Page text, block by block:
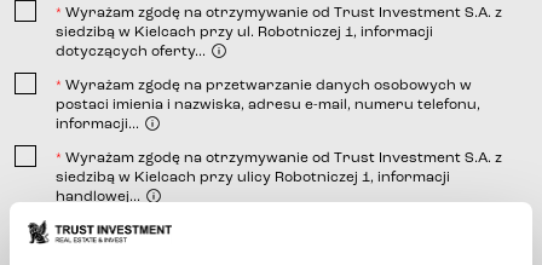
* Wyrażam zgodę na otrzymywanie od Trust Investment S.A. z
siedzibą w Kielcach przy ul. Robotniczej 1, informacji
dotyczących oferty...
telefonicznej;
wiadomości e-mail;
wiadomości SMS.
* Wyrażam zgodę na przetwarzanie danych osobowych w
postaci imienia i nazwiska, adresu e-mail, numeru telefonu,
informacji...
* Wyrażam zgodę na otrzymywanie od Trust Investment S.A. z
siedzibą w Kielcach przy ulicy Robotniczej 1, informacji
handlowej...